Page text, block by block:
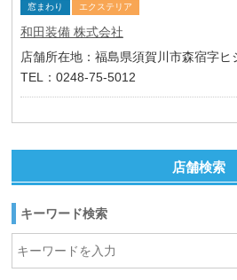
窓まわり エクステリア
和田装備 株式会社
店舗所在地：福島県須賀川市森宿字ヒ
TEL：0248-75-5012
店舗検索
キーワード検索